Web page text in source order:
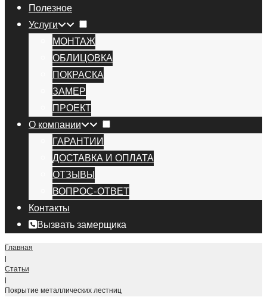
Полезное
Услуги
МОНТАЖ
ОБЛИЦОВКА
ПОКРАСКА
ЗАМЕР
ПРОЕКТ
О компании
ГАРАНТИИ
ДОСТАВКА И ОПЛАТА
ОТЗЫВЫ
ВОПРОС-ОТВЕТ
Контакты
Вызвать замерщика
Главная
|
Статьи
|
Покрытие металлических лестниц